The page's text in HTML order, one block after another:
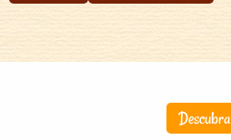
Descubra